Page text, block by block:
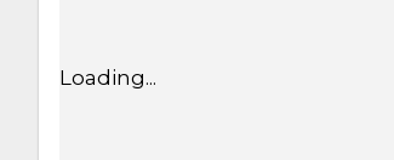
Loading...